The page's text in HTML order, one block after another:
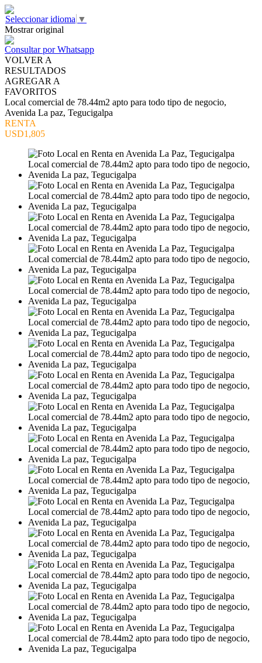
Seleccionar idioma ▼
Mostrar original
Consultar por Whatsapp
VOLVER A
RESULTADOS
AGREGAR A
FAVORITOS
Local comercial de 78.44m2 apto para todo tipo de negocio,
Avenida La paz, Tegucigalpa
RENTA
USD1,805